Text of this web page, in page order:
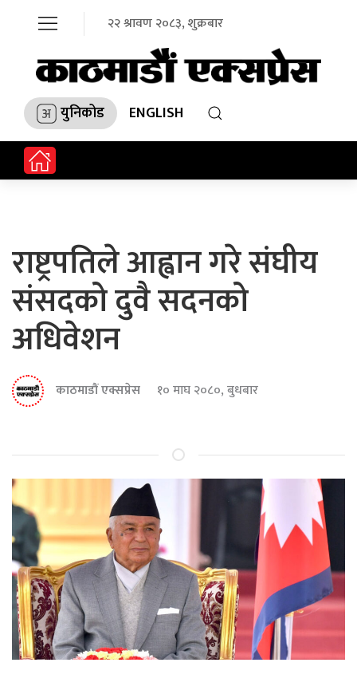
२२ श्रावण २०८३, शुक्रबार
युनिकोड ENGLISH
राष्ट्रपतिले आह्वान गरे संघीय
संसदको दुवै सदनको
अधिवेशन
काठमाडौं एक्सप्रेस १० माघ २०८०, बुधबार